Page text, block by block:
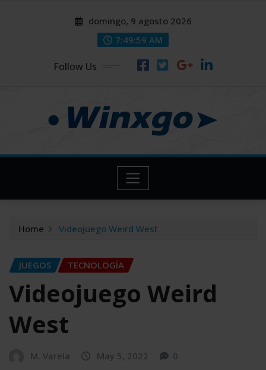
domingo, 9 agosto 2026
7:50:00 AM
Follow Us
Home Videojuego Weird West
JUEGOS TECNOLOGÍA
Videojuego Weird
West
M. Varela May 5, 2022 0